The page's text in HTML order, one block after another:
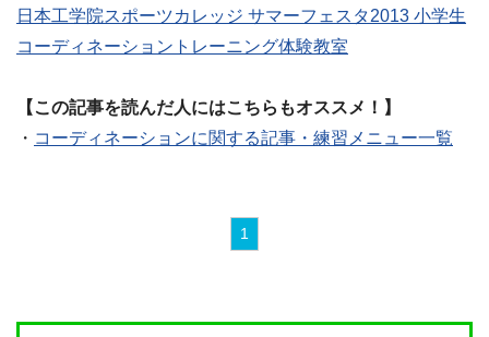
日本工学院スポーツカレッジ サマーフェスタ2013 小学生
コーディネーショントレーニング体験教室
【この記事を読んだ人にはこちらもオススメ！】
・ コーディネーションに関する記事・練習メニュー一覧
1